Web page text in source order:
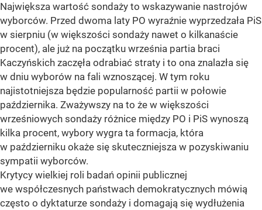
Największa wartość sondaży to wskazywanie nastrojów
wyborców. Przed dwoma laty PO wyraźnie wyprzedzała PiS
w sierpniu (w większości sondaży nawet o kilkanaście
procent), ale już na początku września partia braci
Kaczyńskich zaczęła odrabiać straty i to ona znalazła się
w dniu wyborów na fali wznoszącej. W tym roku
najistotniejsza będzie popularność partii w połowie
października. Zważywszy na to że w większości
wrześniowych sondaży różnice między PO i PiS wynoszą
kilka procent, wybory wygra ta formacja, która
w październiku okaże się skuteczniejsza w pozyskiwaniu
sympatii wyborców.
Krytycy wielkiej roli badań opinii publicznej
we współczesnych państwach demokratycznych mówią
często o dyktaturze sondaży i domagają się wydłużenia